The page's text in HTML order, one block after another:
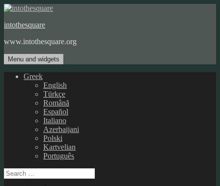
Skip
content
intothesquare
www.intothesquare.org
Menu and widgets
Greek
English
Türkçe
Română
Español
Italiano
Azerbaijani
Polski
Kartvelian
Português
Search
for: